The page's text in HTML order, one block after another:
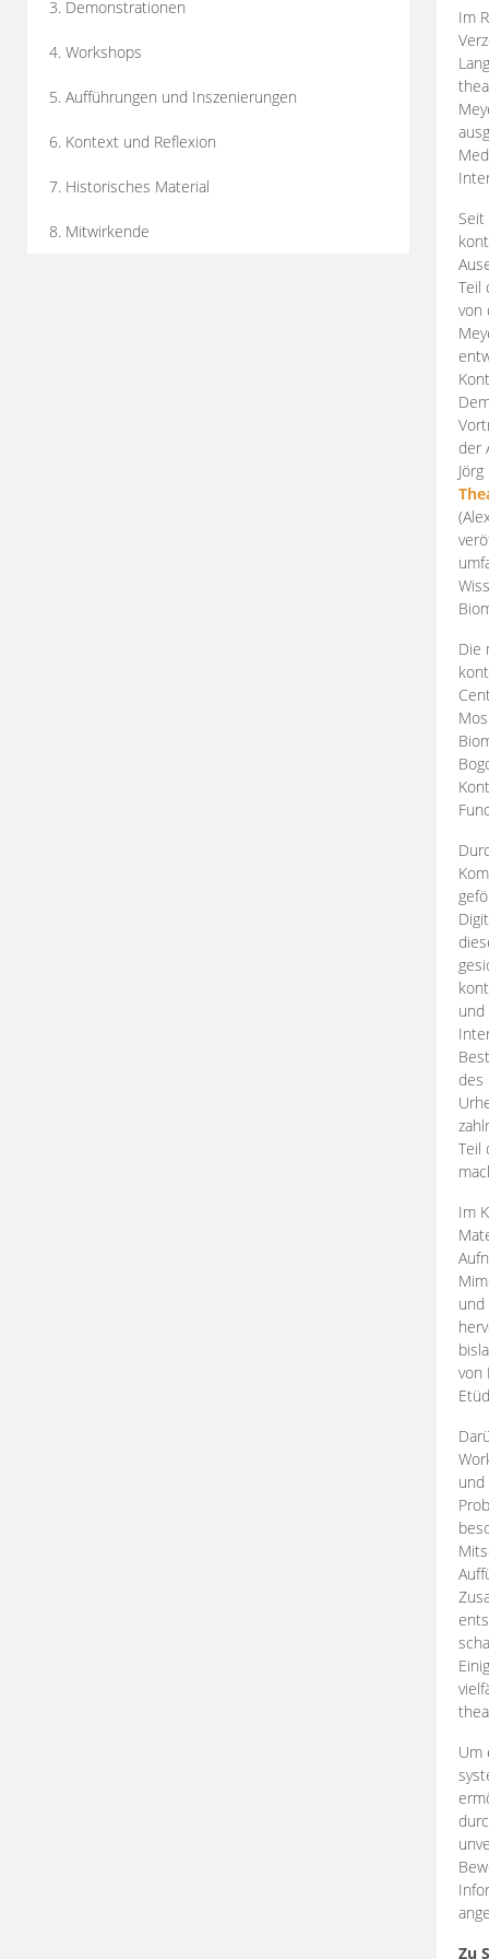
3. Demonstrationen
4. Workshops
5. Aufführungen und Inszenierungen
6. Kontext und Reflexion
7. Historisches Material
8. Mitwirkende
Im
Teil
von
der
Die
des
Teil
Im
und
von
und
Um
Zu